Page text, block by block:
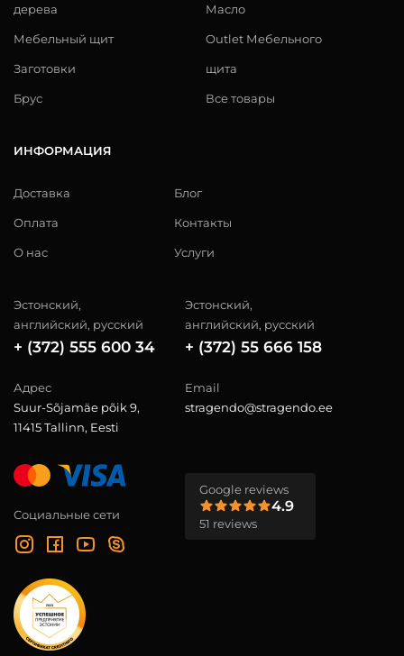
дерева
Мебельный щит
Заготовки
Брус
Масло
Outlet Мебельного
щита
Все товары
ИНФОРМАЦИЯ
Доставка
Оплата
О нас
Блог
Контакты
Услуги
Эстонский,
английский, русский
+ (372) 555 600 34
Эстонский,
английский, русский
+ (372) 55 666 158
Адрес
Suur-Sõjamäe põik 9,
11415 Tallinn, Eesti
Email
stragendo@stragendo.ee
Социальные сети
Google reviews
4.9
51 reviews